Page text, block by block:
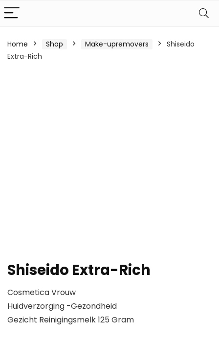
Home Shop Make-upremovers
Shiseido
Extra-Rich
Shiseido Extra-Rich
Cosmetica Vrouw
Huidverzorging -Gezondheid
Gezicht Reinigingsmelk 125 Gram